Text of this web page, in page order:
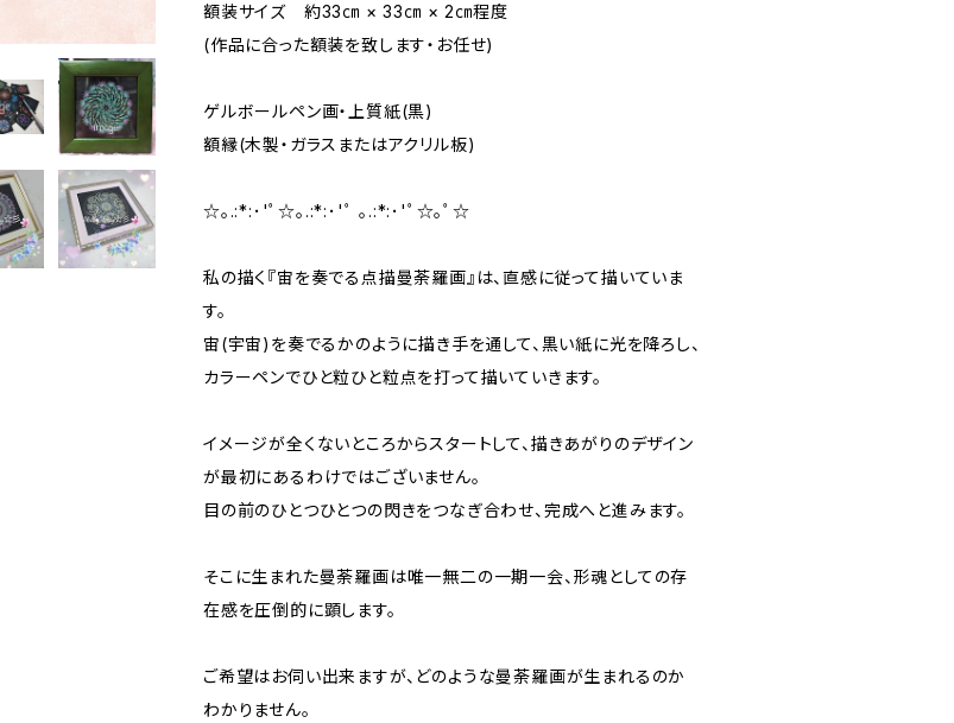
額装サイズ 約33㎝ × 33㎝ × 2㎝程度
(作品に合った額装を致します・お任せ)
ゲルボールペン画・上質紙(黒)
額縁(木製・ガラスまたはアクリル板)
☆｡.:*:･'ﾟ☆｡.:*:･'ﾟ ｡.:*:･'ﾟ☆｡ﾟ☆
私の描く『宙を奏でる点描曼荼羅画』は、直感に従って描いていま
す。
宙(宇宙)を奏でるかのように描き手を通して、黒い紙に光を降ろし、
カラーペンでひと粒ひと粒点を打って描いていきます。
イメージが全くないところからスタートして、描きあがりのデザイン
が最初にあるわけではございません。
目の前のひとつひとつの閃きをつなぎ合わせ、完成へと進みます。
そこに生まれた曼荼羅画は唯一無二の一期一会、形魂としての存
在感を圧倒的に顕します。
ご希望はお伺い出来ますが、どのような曼荼羅画が生まれるのか
わかりません。